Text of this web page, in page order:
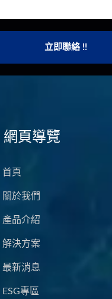
立即聯絡 !!
網頁導覽
首頁
關於我們
產品介紹
解決方案
最新消息
ESG專區